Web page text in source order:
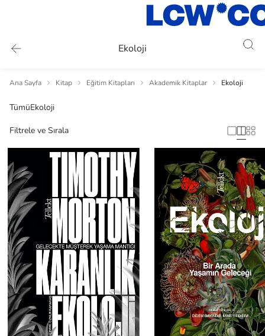
Ekoloji
Ana Sayfa Kitap Eğitim Kitapları Akademik Kitaplar Ekoloji
TümüEkoloji
Filtrele ve Sırala